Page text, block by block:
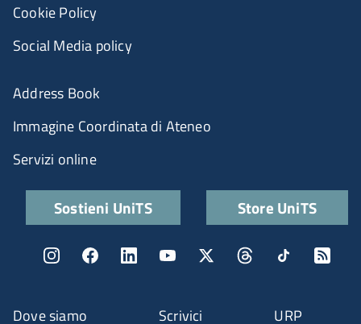
Menu contatti
Dove siamo Scrivici URP
Cookie Policy
Social Media policy
Menu portale
Address Book
Immagine Coordinata di Ateneo
Servizi online
Quick links
Sostieni UniTS Store UniTS
Menu social